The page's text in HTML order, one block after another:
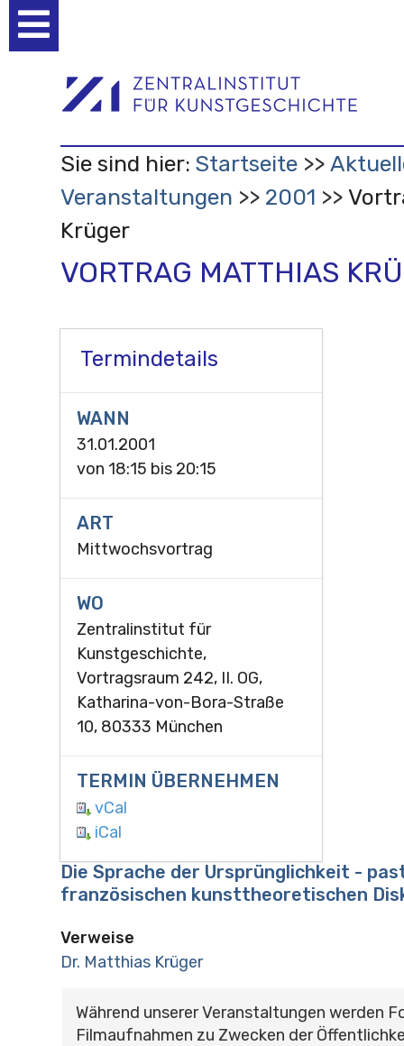
Werkzeuge
Sie sind hier: Startseite
Veranstaltungen
2001
Krüger
VORTRAG MATTHIAS
Termindetails
WANN
31.01.2001
von 18:15 bis 20:15
ART
Mittwochsvortrag
WO
Zentralinstitut für
Kunstgeschichte,
Vortragsraum 242, II. OG,
Katharina-von-Bora-Straße
10, 80333 München
TERMIN ÜBERNEHMEN
vCal
iCal
Die Sprache der Ursprünglichkeit -
französischen kunsttheoretischen
Verweise
Dr. Matthias Krüger
Während unserer Veranstaltungen werden
Filmaufnahmen zu Zwecken der